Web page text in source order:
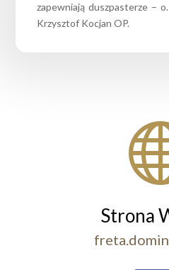
zapewniają duszpasterze –
Krzysztof Kocjan OP.
Strona